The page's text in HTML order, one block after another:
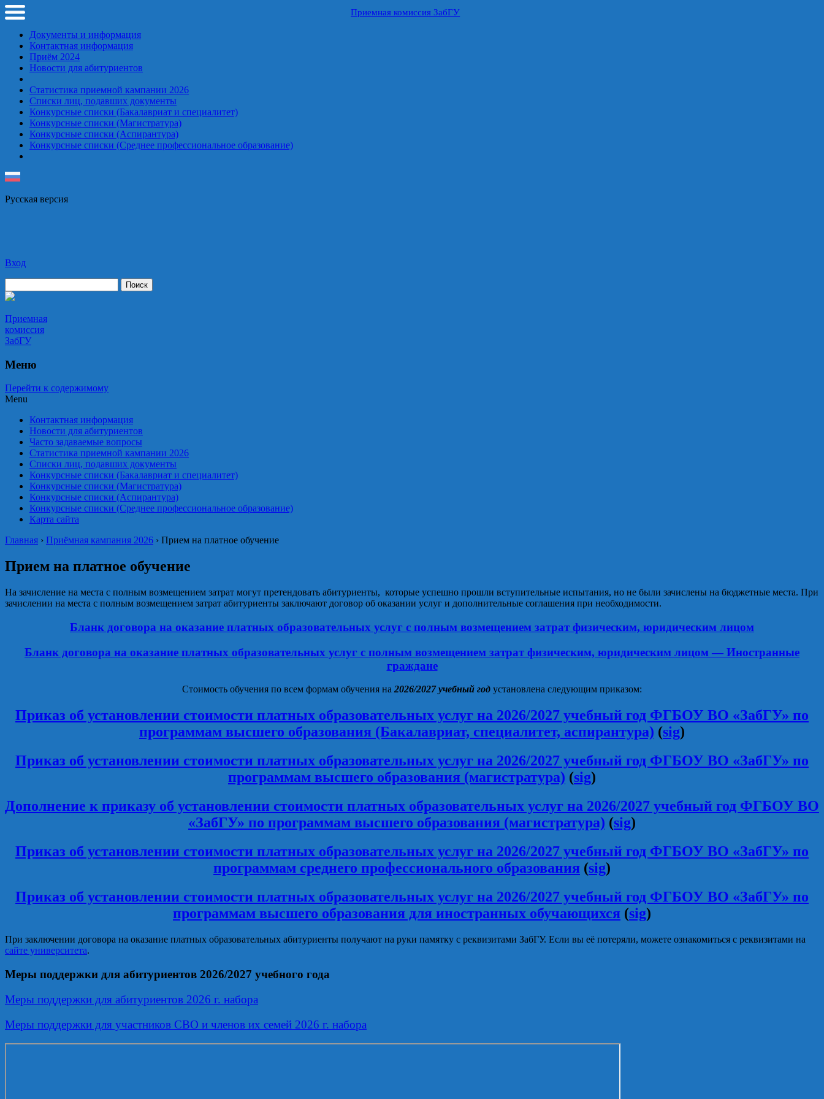
Приемная комиссия ЗабГУ
Документы и информация
Контактная информация
Приём 2024
Новости для абитуриентов
Статистика приемной кампании 2026
Списки лиц, подавших документы
Конкурсные списки (Бакалавриат и специалитет)
Конкурсные списки (Магистратура)
Конкурсные списки (Аспирантура)
Конкурсные списки (Среднее профессиональное образование)
Русская верcия
Вход
Приемная комиссия ЗабГУ
Приемная
комиссия
ЗабГУ
Меню
Перейти к содержимому
Menu
Контактная информация
Новости для абитуриентов
Часто задаваемые вопросы
Статистика приемной кампании 2026
Списки лиц, подавших документы
Конкурсные списки (Бакалавриат и специалитет)
Конкурсные списки (Магистратура)
Конкурсные списки (Аспирантура)
Конкурсные списки (Среднее профессиональное образование)
Карта сайта
Главная › Приёмная кампания 2026 › Прием на платное обучение
Прием на платное обучение
На зачисление на места с полным возмещением затрат могут претендовать абитуриенты, которые успешно прошли вступительные испытания, но не были зачислены на бюджетные места. При
зачислении на места с полным возмещением затрат абитуриенты заключают договор об оказании услуг и дополнительные соглашения при необходимости.
Бланк договора на оказание платных образовательных услуг с полным возмещением затрат физическим, юридическим лицом
Бланк договора на оказание платных образовательных услуг с полным возмещением затрат физическим, юридическим лицом — Иностранные
граждане
Стоимость обучения по всем формам обучения на 2026/2027 учебный год установлена следующим приказом:
Приказ об установлении стоимости платных образовательных услуг на 2026/2027 учебный год ФГБОУ ВО «ЗабГУ» по
программам высшего образования (Бакалавриат, специалитет, аспирантура) (sig)
Приказ об установлении стоимости платных образовательных услуг на 2026/2027 учебный год ФГБОУ ВО «ЗабГУ» по
программам высшего образования (магистратура) (sig)
Дополнение к приказу об установлении стоимости платных образовательных услуг на 2026/2027 учебный год ФГБОУ ВО
«ЗабГУ» по программам высшего образования (магистратура) (sig)
Приказ об установлении стоимости платных образовательных услуг на 2026/2027 учебный год ФГБОУ ВО «ЗабГУ» по
программам среднего профессионального образования (sig)
Приказ об установлении стоимости платных образовательных услуг на 2026/2027 учебный год ФГБОУ ВО «ЗабГУ» по
программам высшего образования для иностранных обучающихся (sig)
При заключении договора на оказание платных образовательных абитуриенты получают на руки памятку с реквизитами ЗабГУ. Если вы её потеряли, можете ознакомиться с реквизитами на
сайте университета.
Меры поддержки для абитуриентов 2026/2027 учебного года
Меры поддержки для абитуриентов 2026 г. набора
Меры поддержки для участников СВО и членов их семей 2026 г. набора